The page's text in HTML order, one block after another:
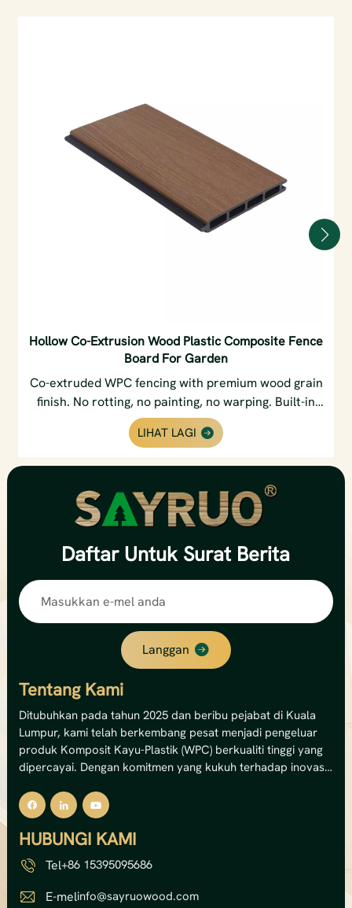
Hollow Co-Extrusion Wood Plastic Composite Fence
Board For Garden
Co-extruded WPC fencing with premium wood grain
finish. No rotting, no painting, no warping. Built-in
privacy slats & weatherproof core. Perfect for
gardens & backyards.
LIHAT LAGI
Daftar Untuk Surat Berita
Langgan
Tentang Kami
Ditubuhkan pada tahun 2025 dan beribu pejabat di Kuala
Lumpur, kami telah berkembang pesat menjadi pengeluar
produk Komposit Kayu-Plastik (WPC) berkualiti tinggi yang
dipercayai. Dengan komitmen yang kukuh terhadap inovasi
penyelesaian dek WPC luaran, panel dinding dan pagar
premium.Kemudahan canggih kami mengendalikan 12
barisan pengeluaran, memberikan kami kapasiti tahunan
bersamaan dengan jumlah nilai output sebanyak USD 5 juta.
Kapasiti ini membolehkan kami memenuhi pasaran domestik
HUBUNGI KAMI
Tel+86 15395095686
E-melinfo@sayruowood.com